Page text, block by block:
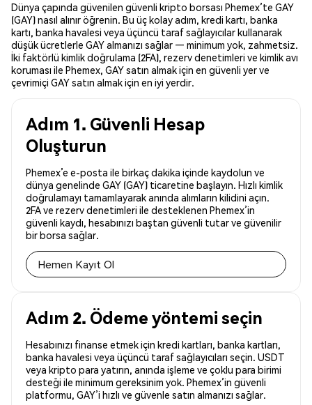
Dünya çapında güvenilen güvenli kripto borsası Phemex’te GAY
(GAY) nasıl alınır öğrenin. Bu üç kolay adım, kredi kartı, banka
kartı, banka havalesi veya üçüncü taraf sağlayıcılar kullanarak
düşük ücretlerle GAY almanızı sağlar — minimum yok, zahmetsiz.
İki faktörlü kimlik doğrulama (2FA), rezerv denetimleri ve kimlik avı
koruması ile Phemex, GAY satın almak için en güvenli yer ve
çevrimiçi GAY satın almak için en iyi yerdir.
Adım 1. Güvenli Hesap
Oluşturun
Phemex’e e-posta ile birkaç dakika içinde kaydolun ve
dünya genelinde GAY (GAY) ticaretine başlayın. Hızlı kimlik
doğrulamayı tamamlayarak anında alımların kilidini açın.
2FA ve rezerv denetimleri ile desteklenen Phemex’in
güvenli kaydı, hesabınızı baştan güvenli tutar ve güvenilir
bir borsa sağlar.
Hemen Kayıt Ol
Adım 2. Ödeme yöntemi seçin
Hesabınızı finanse etmek için kredi kartları, banka kartları,
banka havalesi veya üçüncü taraf sağlayıcıları seçin. USDT
veya kripto para yatırın, anında işleme ve çoklu para birimi
desteği ile minimum gereksinim yok. Phemex’in güvenli
platformu, GAY’i hızlı ve güvenle satın almanızı sağlar.